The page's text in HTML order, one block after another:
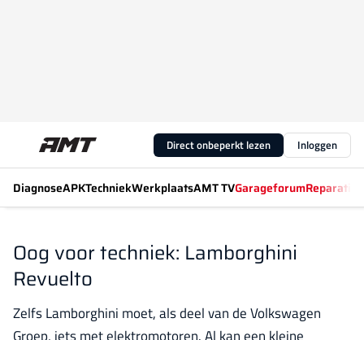
Direct onbeperkt lezen Inloggen
DiagnoseAPKTechniekWerkplaatsAMT TVGarageforum
Oog voor techniek: Lamborghini
Revuelto
Zelfs Lamborghini moet, als deel van de Volkswagen